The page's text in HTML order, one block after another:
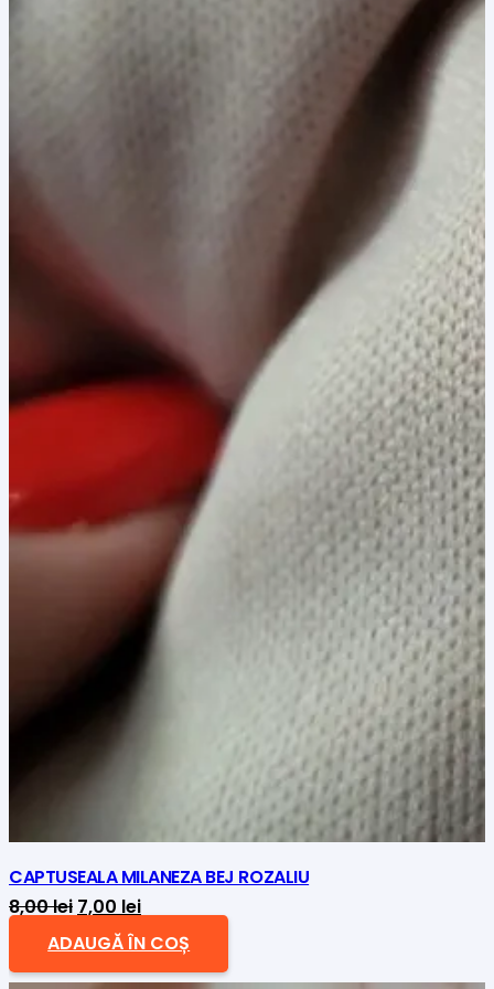
CAPTUSEALA MILANEZA BEJ ROZALIU
8,00lei Prețul
inițial
a
7,00 leiPrețul
curent
este:
ADAUGĂ ÎN COȘ